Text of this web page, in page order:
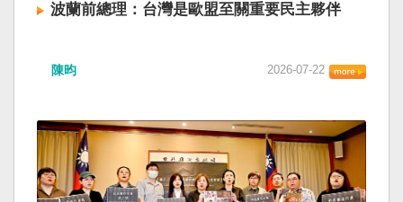
波蘭前總理：台灣是歐盟至關重要民主夥伴
陳昀 2026-07-22